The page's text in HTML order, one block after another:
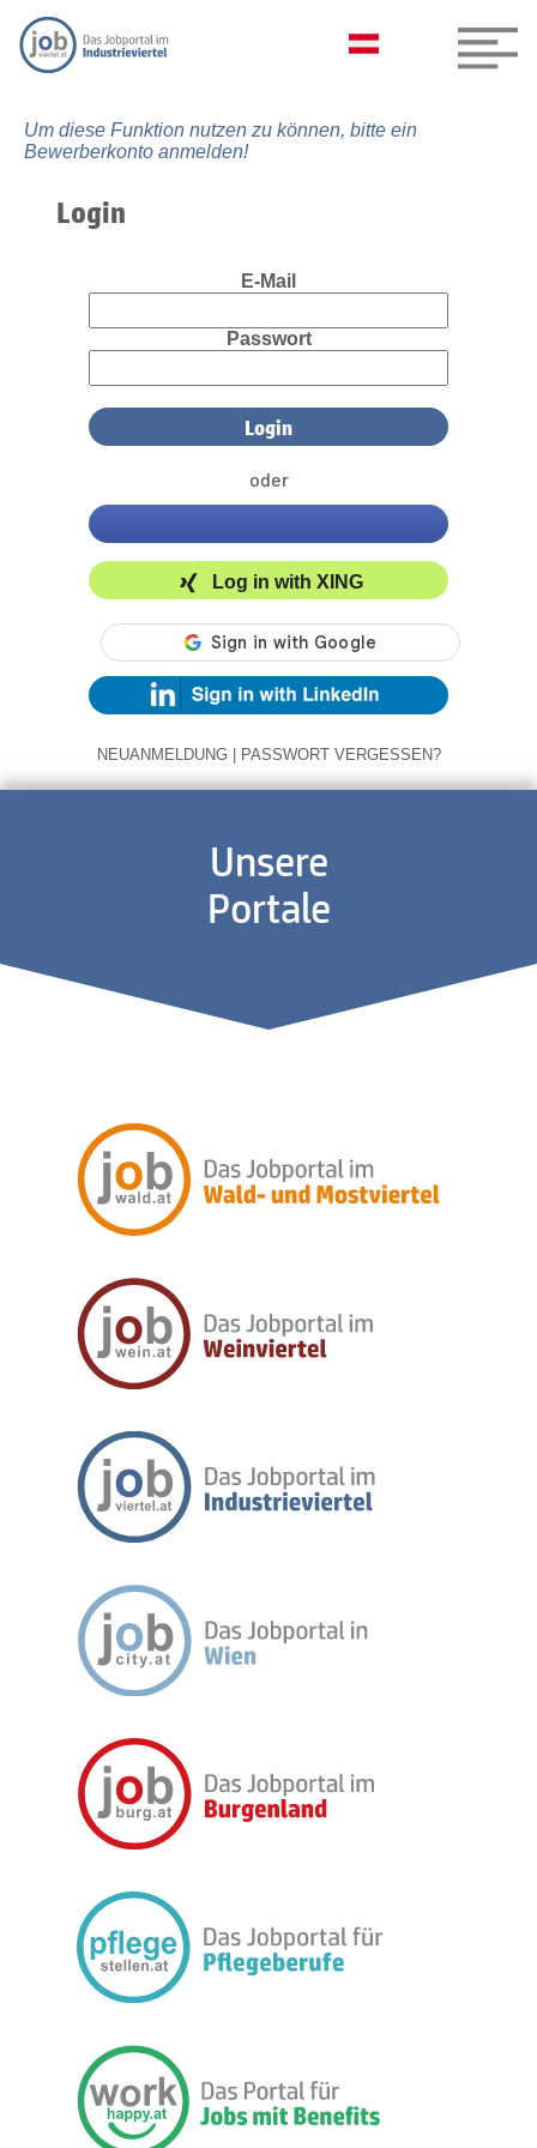
Um diese Funktion nutzen zu können, bitte ein
Bewerberkonto anmelden!
Login
E-Mail
Passwort
oder
Log in with XING
NEUANMELDUNG | PASSWORT VERGESSEN?
Unsere
Portale